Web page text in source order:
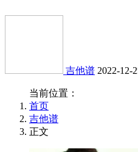
吉他谱 2022-12-
当前位置：
首页
吉他谱
正文